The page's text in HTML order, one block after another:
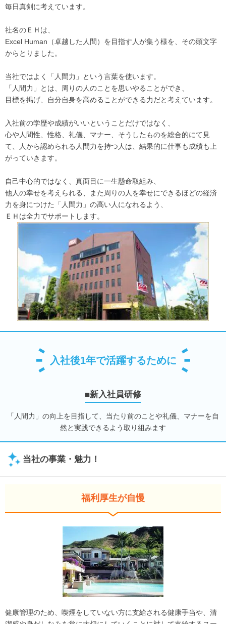
毎日真剣に考えています。
社名のＥＨは、
Excel Human（卓越した人間）を目指す人が集う様を、その頭文字
からとりました。
当社ではよく「人間力」という言葉を使います。
「人間力」とは、周りの人のことを思いやることができ、
目標を掲げ、自分自身を高めることができる力だと考えています。
入社前の学歴や成績がいいということだけではなく、
心や人間性、性格、礼儀、マナー、そうしたものを総合的にて見
て、人から認められる人間力を持つ人は、結果的に仕事も成績も上
がっていきます。
自己中心的ではなく、真面目に一生懸命取組み、
他人の幸せを考えられる、また周りの人を幸せにできるほどの経済
力を身につけた「人間力」の高い人になれるよう、
ＥＨは全力でサポートします。
入社後1年で活躍するために
■新入社員研修
「人間力」の向上を目指して、当たり前のことや礼儀、マナーを自
然と実践できるよう取り組みます
当社の事業・魅力！
福利厚生が自慢
健康管理のため、喫煙をしていない方に支給される健康手当や、清